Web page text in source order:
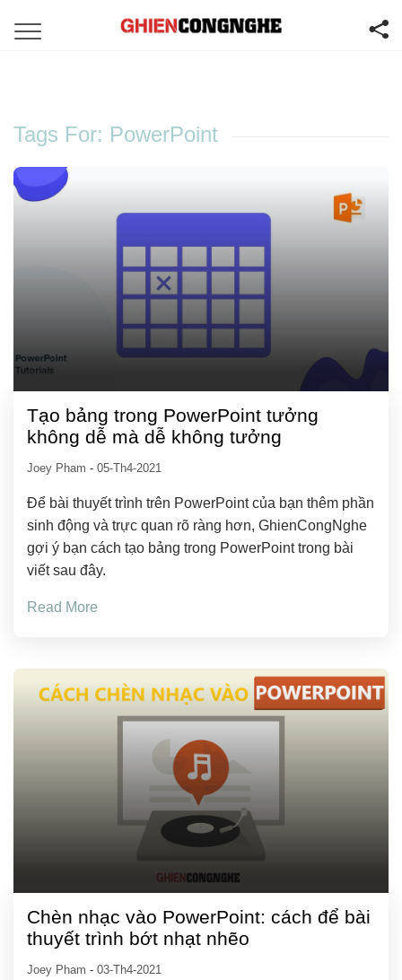
Tags For: PowerPoint
Tạo bảng trong PowerPoint tưởng
không dễ mà dễ không tưởng
Joey Pham - 05-Th4-2021
Để bài thuyết trình trên PowerPoint của bạn thêm phần
sinh động và trực quan rõ ràng hơn, GhienCongNghe
gợi ý bạn cách tạo bảng trong PowerPoint trong bài
viết sau đây.
Read More
Chèn nhạc vào PowerPoint: cách để bài
thuyết trình bớt nhạt nhẽo
Joey Pham - 03-Th4-2021